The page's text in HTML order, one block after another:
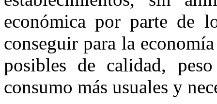
económica por parte de
conseguir para la
posibles de calidad,
consumo más usuales y